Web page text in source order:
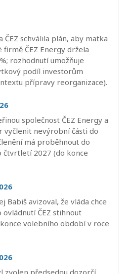
ČEZ schválila plán, aby matka
firmě ČEZ Energy držela
rozhodnutí umožňuje
podíl investorům
přípravy reorganizace).
společnost ČEZ Energy a
vyčlenit nevýrobní části do
má proběhnout do
čtvrtletí 2027 (do konce
Babiš avizoval, že vláda chce
ČEZ stihnout
volebního období v roce
zvolen předsedou dozorčí